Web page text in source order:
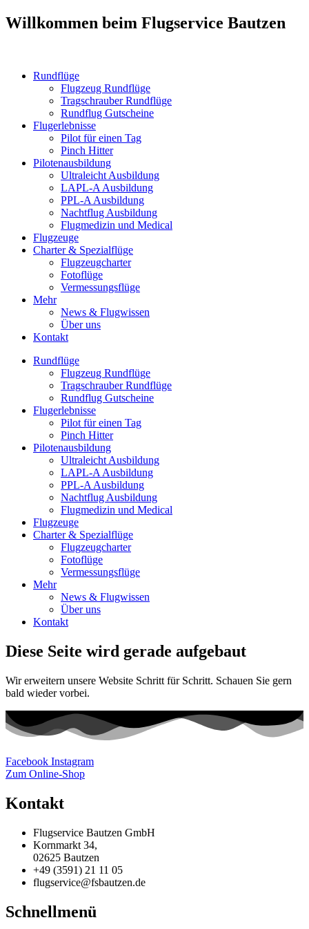
Willkommen beim Flugservice Bautzen
Rundflüge
Flugzeug Rundflüge
Tragschrauber Rundflüge
Rundflug Gutscheine
Flugerlebnisse
Pilot für einen Tag
Pinch Hitter
Pilotenausbildung
Ultraleicht Ausbildung
LAPL-A Ausbildung
PPL-A Ausbildung
Nachtflug Ausbildung
Flugmedizin und Medical
Flugzeuge
Charter & Spezialflüge
Flugzeugcharter
Fotoflüge
Vermessungsflüge
Mehr
News & Flugwissen
Über uns
Kontakt
Rundflüge
Flugzeug Rundflüge
Tragschrauber Rundflüge
Rundflug Gutscheine
Flugerlebnisse
Pilot für einen Tag
Pinch Hitter
Pilotenausbildung
Ultraleicht Ausbildung
LAPL-A Ausbildung
PPL-A Ausbildung
Nachtflug Ausbildung
Flugmedizin und Medical
Flugzeuge
Charter & Spezialflüge
Flugzeugcharter
Fotoflüge
Vermessungsflüge
Mehr
News & Flugwissen
Über uns
Kontakt
Diese Seite wird gerade aufgebaut
Wir erweitern unsere Website Schritt für Schritt. Schauen Sie gern
bald wieder vorbei.
Facebook Instagram
Zum Online-Shop
Kontakt
Flugservice Bautzen GmbH
Kornmarkt 34,
02625 Bautzen
+49 (3591) 21 11 05
flugservice@fsbautzen.de
Schnellmenü